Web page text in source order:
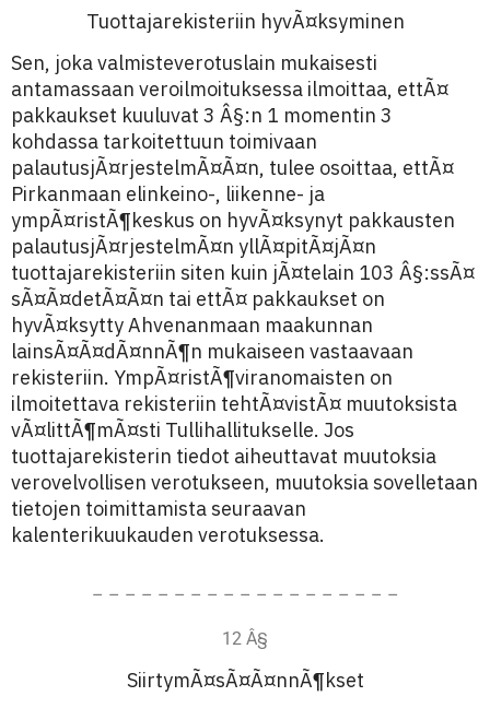
Tuottajarekisteriin hyvÃ¤ksyminen
Sen, joka valmisteverotuslain mukaisesti
antamassaan veroilmoituksessa ilmoittaa, ettÃ¤
pakkaukset kuuluvat 3 Â§:n 1 momentin 3
kohdassa tarkoitettuun toimivaan
palautusjÃ¤rjestelmÃ¤Ã¤n, tulee osoittaa, ettÃ¤
Pirkanmaan elinkeino-, liikenne- ja
ympÃ¤ristÃ¶keskus on hyvÃ¤ksynyt pakkausten
palautusjÃ¤rjestelmÃ¤n yllÃ¤pitÃ¤jÃ¤n
tuottajarekisteriin siten kuin jÃ¤telain 103 Â§:ssÃ¤
sÃ¤Ã¤detÃ¤Ã¤n tai ettÃ¤ pakkaukset on
hyvÃ¤ksytty Ahvenanmaan maakunnan
lainsÃ¤Ã¤dÃ¤nnÃ¶n mukaiseen vastaavaan
rekisteriin. YmpÃ¤ristÃ¶viranomaisten on
ilmoitettava rekisteriin tehtÃ¤vistÃ¤ muutoksista
vÃ¤littÃ¶mÃ¤sti Tullihallitukselle. Jos
tuottajarekisterin tiedot aiheuttavat muutoksia
verovelvollisen verotukseen, muutoksia sovelletaan
tietojen toimittamista seuraavan
kalenterikuukauden verotuksessa.
– – – – – – – – – – – – – – – – – – –
12 Â§
SiirtymÃ¤sÃ¤Ã¤nnÃ¶kset